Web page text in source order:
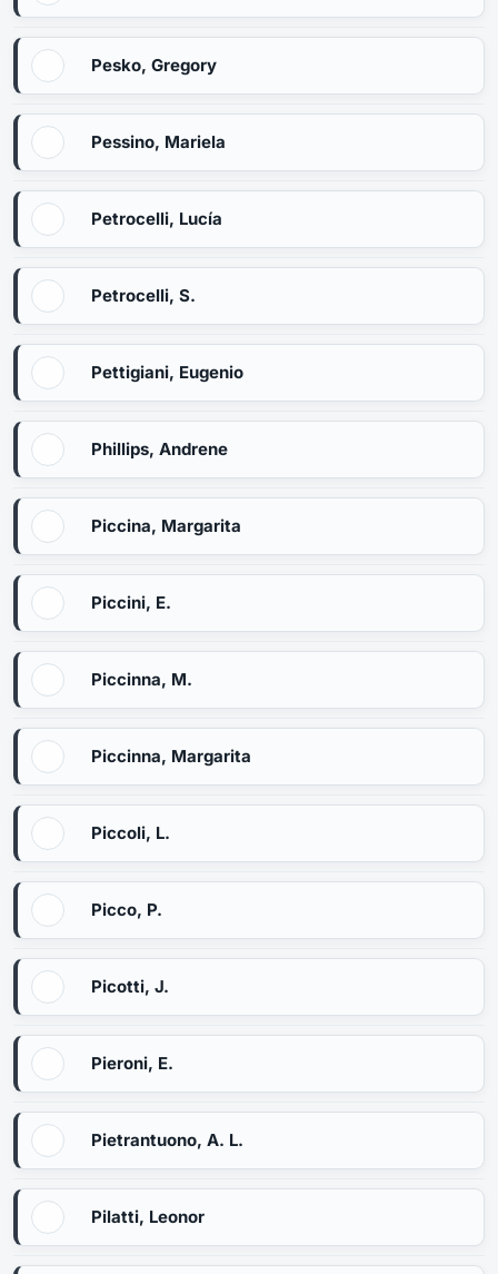
Pesko, Gregory
Pessino, Mariela
Petrocelli, Lucía
Petrocelli, S.
Pettigiani, Eugenio
Phillips, Andrene
Piccina, Margarita
Piccini, E.
Piccinna, M.
Piccinna, Margarita
Piccoli, L.
Picco, P.
Picotti, J.
Pieroni, E.
Pietrantuono, A. L.
Pilatti, Leonor